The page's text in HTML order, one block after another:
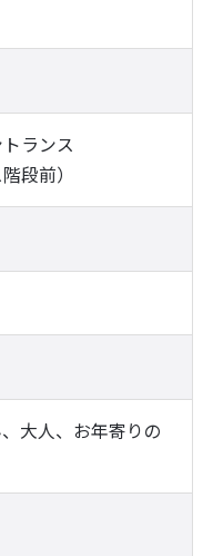
ランス
段前）
大人、お年寄りの